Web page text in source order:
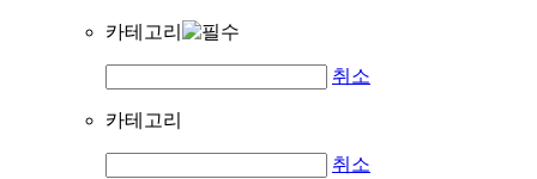
카테고리
취소
카테고리
취소